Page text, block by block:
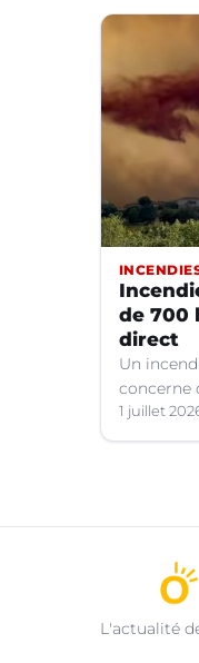
de 700
direct
Un
concerne
Minervois
1 juillet
L'actualité